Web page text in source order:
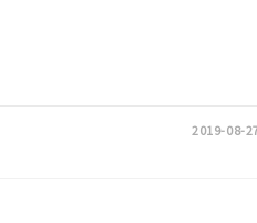
2019-08-